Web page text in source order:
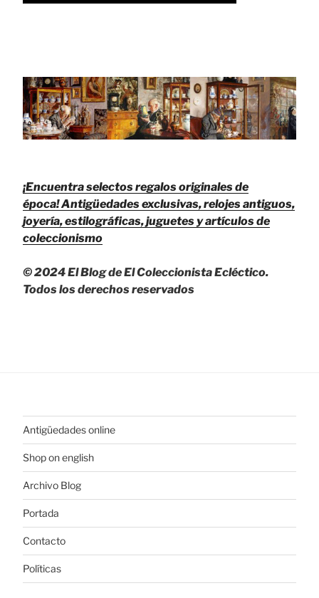
¡Encuentra selectos regalos originales de
época!Antigüedades exclusivas, relojes antiguos,
joyería, estilográficas, juguetes y artículos de
coleccionismo
© 2024 El Blog de El Coleccionista Ecléctico.
Todos los derechos reservados
Antigüedades online
Shop on english
Archivo Blog
Portada
Contacto
Políticas